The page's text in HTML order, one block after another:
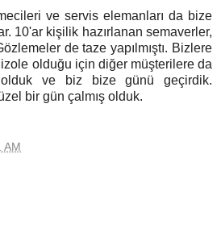
ve servis elemanları da bize
10'ar kişilik hazırlanan semaverler,
de taze yapılmıştı. Bizlere
olduğu için diğer müşterilere da
olduk ve biz bize günü geçirdik.
bir gün çalmış olduk.
AM